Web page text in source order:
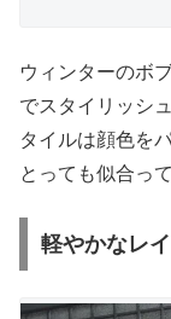
ウィンターのボ
でスタイリッシ
タイルは顔色を
とっても似合っ
軽やかなレ